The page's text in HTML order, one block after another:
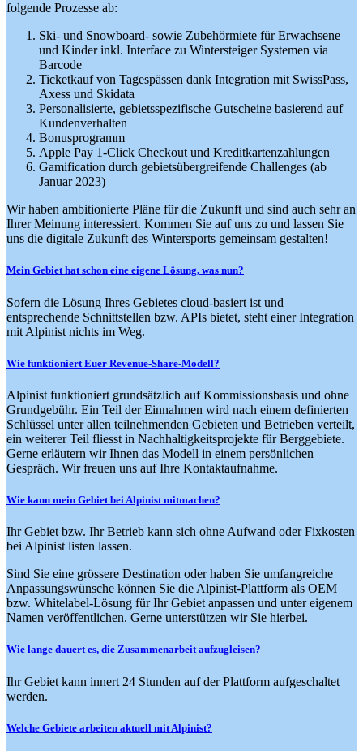
folgende Prozesse ab:
Ski- und Snowboard- sowie Zubehörmiete für Erwachsene
und Kinder inkl. Interface zu Wintersteiger Systemen via
Barcode
Ticketkauf von Tagespässen dank Integration mit SwissPass,
Axess und Skidata
Personalisierte, gebietsspezifische Gutscheine basierend auf
Kundenverhalten
Bonusprogramm
Apple Pay 1-Click Checkout und Kreditkartenzahlungen
Gamification durch gebietsübergreifende Challenges (ab
Januar 2023)
Wir haben ambitionierte Pläne für die Zukunft und sind auch sehr an
Ihrer Meinung interessiert. Kommen Sie auf uns zu und lassen Sie
uns die digitale Zukunft des Wintersports gemeinsam gestalten!
Mein Gebiet hat schon eine eigene Lösung, was nun?
Sofern die Lösung Ihres Gebietes cloud-basiert ist und
entsprechende Schnittstellen bzw. APIs bietet, steht einer Integration
mit Alpinist nichts im Weg.
Wie funktioniert Euer Revenue-Share-Modell?
Alpinist funktioniert grundsätzlich auf Kommissionsbasis und ohne
Grundgebühr. Ein Teil der Einnahmen wird nach einem definierten
Schlüssel unter allen teilnehmenden Gebieten und Betrieben verteilt,
ein weiterer Teil fliesst in Nachhaltigkeitsprojekte für Berggebiete.
Gerne erläutern wir Ihnen das Modell in einem persönlichen
Gespräch. Wir freuen uns auf Ihre Kontaktaufnahme.
Wie kann mein Gebiet bei Alpinist mitmachen?
Ihr Gebiet bzw. Ihr Betrieb kann sich ohne Aufwand oder Fixkosten
bei Alpinist listen lassen.
Sind Sie eine grössere Destination oder haben Sie umfangreiche
Anpassungswünsche können Sie die Alpinist-Plattform als OEM
bzw. Whitelabel-Lösung für Ihr Gebiet anpassen und unter eigenem
Namen veröffentlichen. Gerne unterstützen wir Sie hierbei.
Wie lange dauert es, die Zusammenarbeit aufzugleisen?
Ihr Gebiet kann innert 24 Stunden auf der Plattform aufgeschaltet
werden.
Welche Gebiete arbeiten aktuell mit Alpinist?